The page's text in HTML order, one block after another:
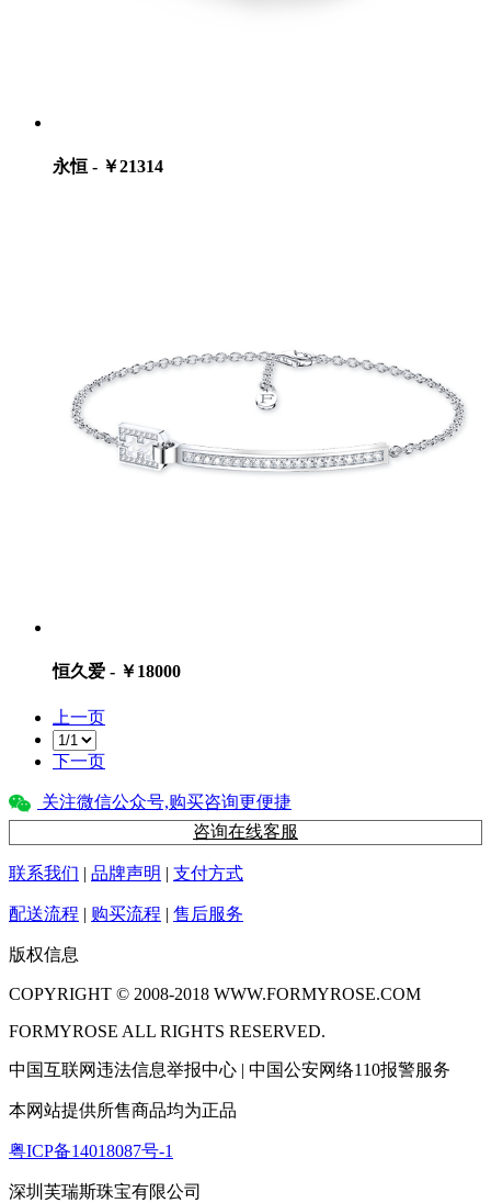
永恒 - ￥21314
恒久爱 - ￥18000
上一页
下一页
关注微信公众号,购买咨询更便捷
咨询在线客服
联系我们 | 品牌声明 | 支付方式
配送流程 | 购买流程 | 售后服务
版权信息
COPYRIGHT © 2008-2018 WWW.FORMYROSE.COM
FORMYROSE ALL RIGHTS RESERVED.
中国互联网违法信息举报中心 | 中国公安网络110报警服务
本网站提供所售商品均为正品
粤ICP备14018087号-1
深圳芙瑞斯珠宝有限公司